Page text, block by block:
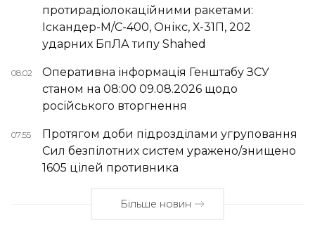
протирадіолокаційними ракетами:
Іскандер-М/С-400, Онікс, Х-31П, 202
ударних БпЛА типу Shahed
08:02
Оперативна інформація Генштабу ЗСУ
станом на 08:00 09.08.2026 щодо
російського вторгнення
07:55
Протягом доби підрозділами угруповання
Сил безпілотних систем уражено/знищено
1605 цілей противника
Більше новин